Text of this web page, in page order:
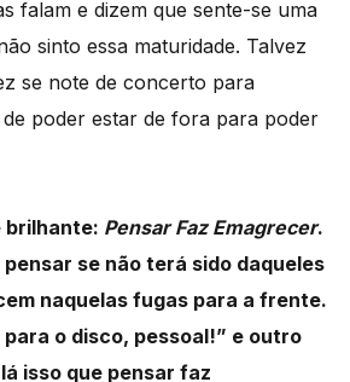
falam e dizem que sente-se uma
sinto essa maturidade. Talvez
se note de concerto para
poder estar de fora para poder
brilhante: Pensar Faz Emagrecer.
pensar se não terá sido daqueles
naquelas fugas para a frente.
para o disco, pessoal!” e outro
isso que pensar faz